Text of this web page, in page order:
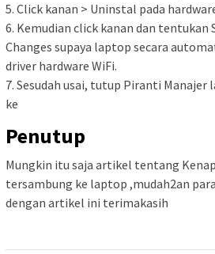
5. Click kanan > Uninstal pada
6. Kemudian click kanan dan tentukan
Changes supaya laptop secara
driver hardware WiFi.
7. Sesudah usai, tutup Piranti
ke
Penutup
Mungkin itu saja artikel tentang
tersambung ke laptop ,mudah2an
dengan artikel ini terimakasih